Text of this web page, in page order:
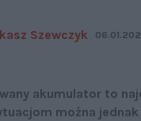
Szewczyk
akumulator to
można